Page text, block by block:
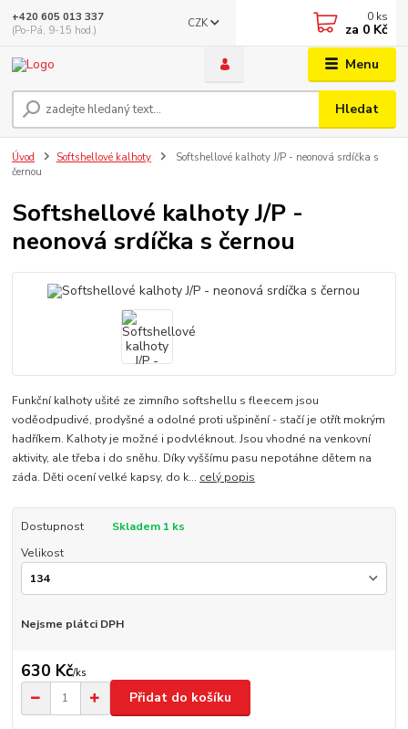
Menu
CZK
Hledat
+420 605 013 337
(Po-Pá, 9-15 hod.)
0 ks
za 0 Kč
Úvod Softshellové kalhoty
Softshellové kalhoty J/P - neonová srdíčka s
černou
Softshellové kalhoty J/P -
neonová srdíčka s černou
Funkční kalhoty ušité ze zimního softshellu s fleecem jsou
voděodpudivé, prodyšné a odolné proti ušpinění - stačí je otřít mokrým
hadříkem. Kalhoty je možné i podvléknout. Jsou vhodné na venkovní
aktivity, ale třeba i do sněhu. Díky vyššímu pasu nepotáhne dětem na
záda. Děti ocení velké kapsy, do k... celý popis
Dostupnost
Skladem 1 ks
Velikost
Nejsme plátci DPH
630 Kč/ks
Přidat do košíku